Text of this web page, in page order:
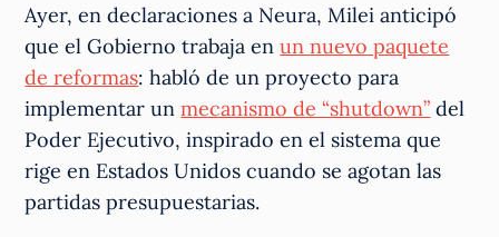
Ayer, en declaraciones a Neura, Milei anticipó
que el Gobierno trabaja enun nuevo paquete
de reformas: habló de un proyecto para
implementar unmecanismo de “shutdown” del
Poder Ejecutivo, inspirado en el sistema que
rige en Estados Unidos cuando se agotan las
partidas presupuestarias.